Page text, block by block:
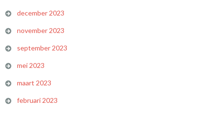
december 2023
november 2023
september 2023
mei 2023
maart 2023
februari 2023